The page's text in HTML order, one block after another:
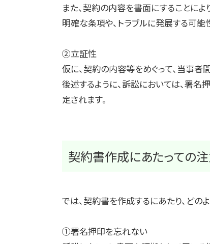
また、契約の内容を書面にすることに
明確な条項や、トラブルに発展する可能
②立証性
仮に、契約の内容等をめぐって、当事
後述するように、訴訟においては、署
定されます。
契約書作成にあたっての
では、契約書を作成するにあたり、どの
①署名押印を忘れない